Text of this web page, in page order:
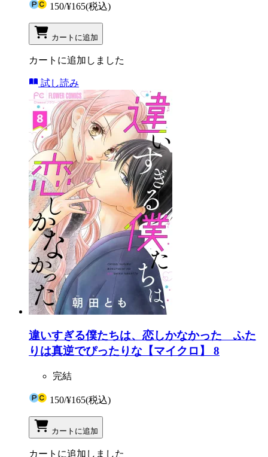
150/¥165(税込)
カートに追加
カートに追加しました
試し読み
違いすぎる僕たちは、恋しかなかった ふた
りは真逆でぴったりな【マイクロ】 8
完結
150/¥165(税込)
カートに追加
カートに追加しました